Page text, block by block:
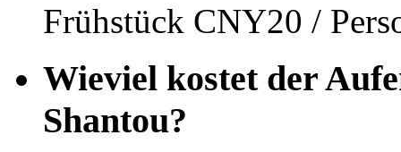
Frühstück CNY20 /
Wieviel kostet der
Shantou?